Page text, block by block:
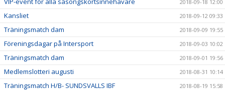
2018-09-18 12:00
Kansliet 2018-09-12 09:33
Träningsmatch dam 2018-09-09 19:55
Föreningsdagar på Intersport 2018-09-03 10:02
Träningsmatch dam 2018-09-01 19:56
Medlemslotteri augusti 2018-08-31 10:14
Träningsmatch H/B- SUNDSVALLS IBF 2018-08-19 15:58